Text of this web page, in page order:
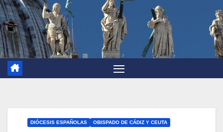
DIÓCESIS ESPAÑOLAS OBISPADO DE CÁDIZ Y CEUTA